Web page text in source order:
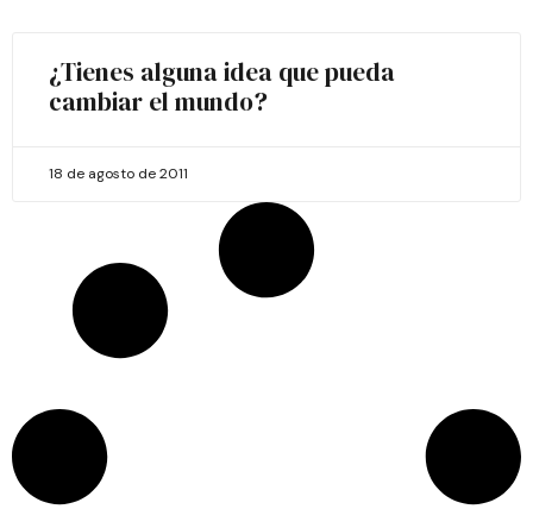
¿Tienes alguna idea que pueda
cambiar el mundo?
18 de agosto de 2011